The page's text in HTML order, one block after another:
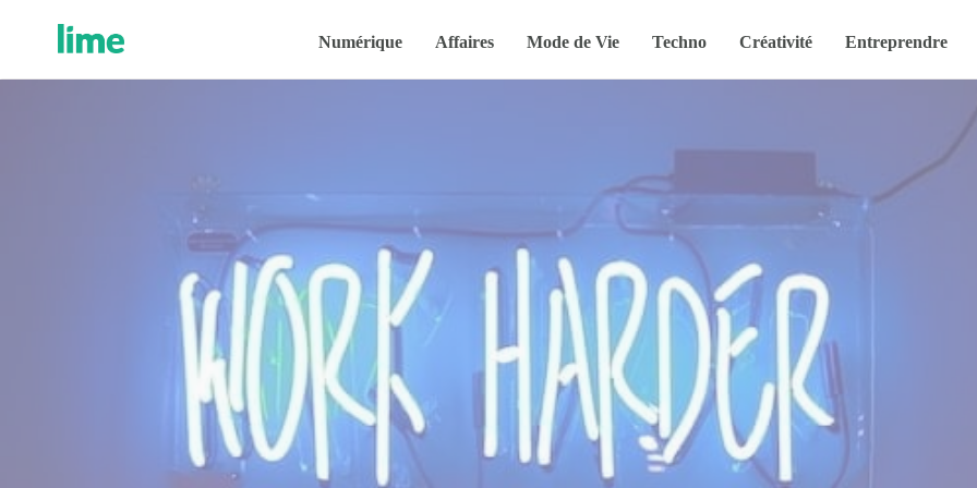
Numérique Affaires Mode de Vie Techno Créativité Entreprendre